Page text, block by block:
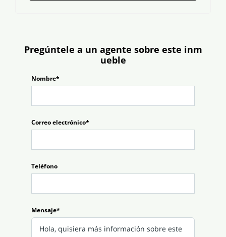
Pregúntele a un agente sobre este inm
ueble
Nombre*
Correo electrónico*
Teléfono
Mensaje*